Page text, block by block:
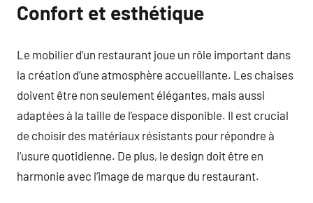
Confort et esthétique
Le mobilier d’un restaurant joue un rôle important dans
la création d’une atmosphère accueillante. Les chaises
doivent être non seulement élégantes, mais aussi
adaptées à la taille de l’espace disponible. Il est crucial
de choisir des matériaux résistants pour répondre à
l’usure quotidienne. De plus, le design doit être en
harmonie avec l’image de marque du restaurant.